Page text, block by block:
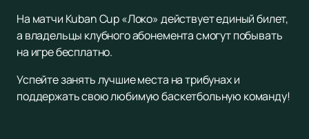
На матчи Kuban Cup «Локо» действует единый билет,
а владельцы клубного абонемента смогут побывать
на игре бесплатно.
Успейте занять лучшие места на трибунах и
поддержать свою любимую баскетбольную команду!